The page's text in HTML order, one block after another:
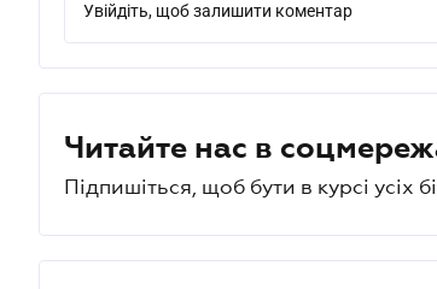
Увійдіть, щоб залишити коментар
Читайте нас в
Підпишіться, щоб бути в курсі усіх